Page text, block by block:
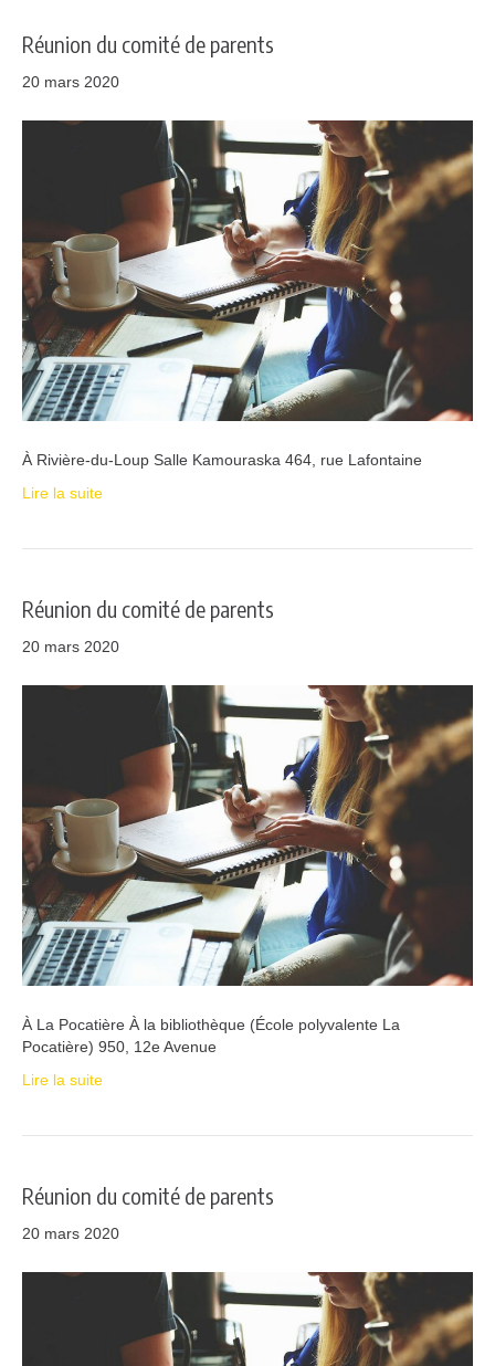
Réunion du comité de parents
20 mars 2020
À Rivière-du-Loup Salle Kamouraska 464, rue Lafontaine
Lire la suite
Réunion du comité de parents
20 mars 2020
À La Pocatière À la bibliothèque (École polyvalente La
Pocatière) 950, 12e Avenue
Lire la suite
Réunion du comité de parents
20 mars 2020